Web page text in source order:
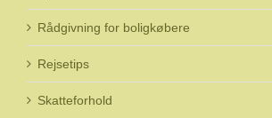
Rådgivning for boligkøbere
Rejsetips
Skatteforhold